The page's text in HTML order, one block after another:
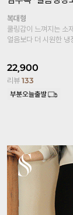
산부레깅스
기타형
원피스, 롱티안에 속바
13,900
리뷰6,101